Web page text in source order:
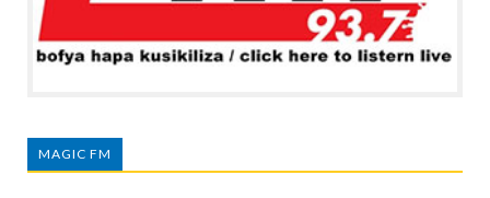
MAGIC FM